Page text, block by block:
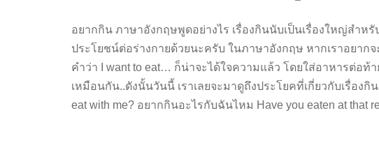
อยากกิน ภาษาอังกฤษพูดอย่างไร เรื่องกินนับเป็นเรื่องใหญ่สำ
ประโยชน์ต่อร่างกายด้วยนะครับ ในภาษาอังกฤษ หากเราอยาก
คำว่า I want to eat… ก็น่าจะได้ใจความแล้ว โดยใส่อาหารต่อท้
เหมือนกัน..ดังนั้นวันนี้ เราเลยจะมาดูถึงประโยคที่เกี่ยวกับเรื่อง
eat with me? อยากกินอะไรกับฉันไหม Have you eaten at